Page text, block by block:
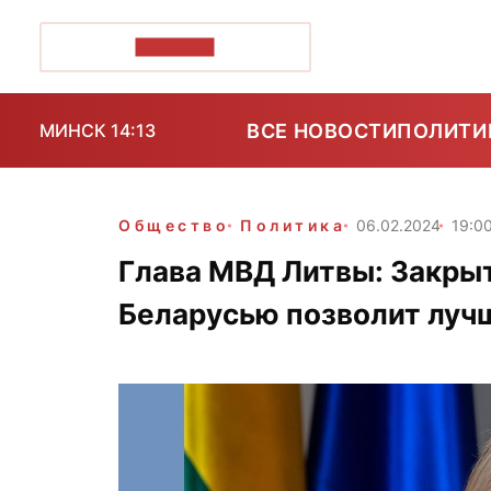
МИНСК 14:13 ВСЕ НОВОСТИ
Общество Политика 06.02.2024
Глава МВД Литвы:
Беларусью позволит